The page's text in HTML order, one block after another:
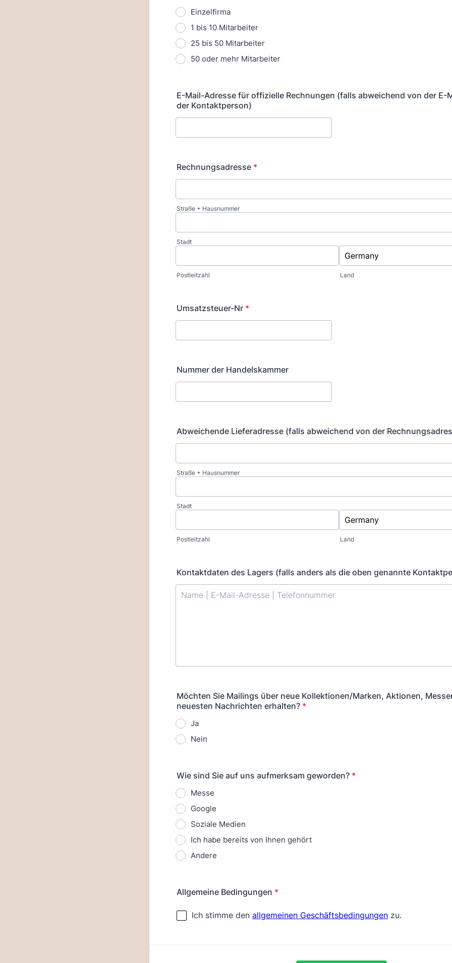
Einzelfirma
1 bis 10 Mitarbeiter
25 bis 50 Mitarbeiter
50 oder mehr Mitarbeiter
E-Mail-Adresse für offizielle Rechnungen (falls abweichend von der E-
der Kontaktperson)
Rechnungsadresse *
Straße + Hausnummer
Stadt
Postleitzahl Land
Umsatzsteuer-Nr *
Nummer der Handelskammer
Abweichende Lieferadresse (falls abweichend von der
Straße + Hausnummer
Stadt
Postleitzahl Land
Kontaktdaten des Lagers (falls anders als die oben genannte
Möchten Sie Mailings über neue Kollektionen/Marken, Aktionen,
neuesten Nachrichten erhalten? *
Ja
Nein
Wie sind Sie auf uns aufmerksam geworden? *
Messe
Google
Soziale Medien
Ich habe bereits von Ihnen gehört
Andere
Allgemeine Bedingungen *